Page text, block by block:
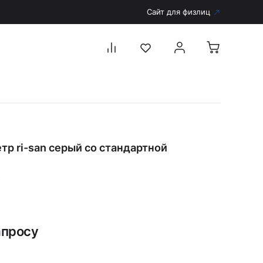
Сайт для физлиц
Аксессуары для дерматоскопов
Аккумуляторы и зарядные устройства
ri-san серый со стандартной